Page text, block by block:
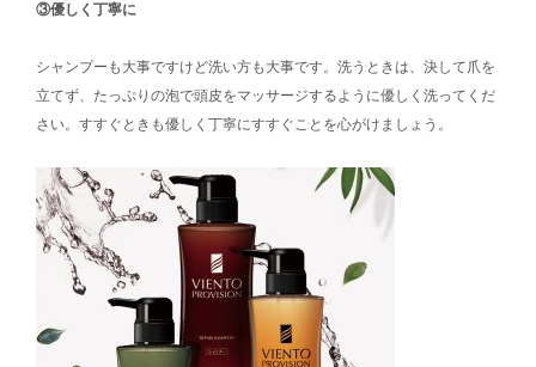
③優しく丁寧に
シャンプーも大事ですけど洗い方も大事です。洗うときは、決して爪を
立てず、たっぷりの泡で頭皮をマッサージするように優しく洗ってくだ
さい。すすぐときも優しく丁寧にすすぐことを心がけましょう。